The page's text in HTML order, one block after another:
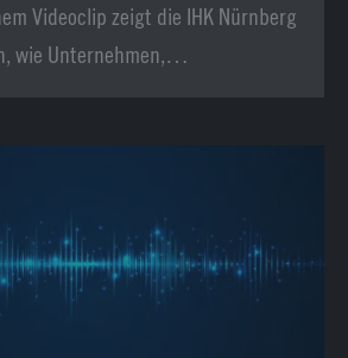
Videoclip zeigt die IHK Nürnberg
wie Unternehmen,…